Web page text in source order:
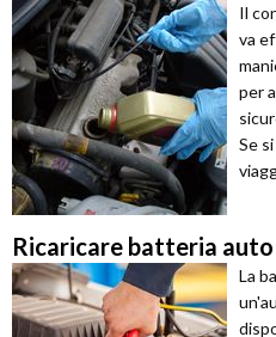
Il
va
per
Se
Ricaricare batteria auto
La